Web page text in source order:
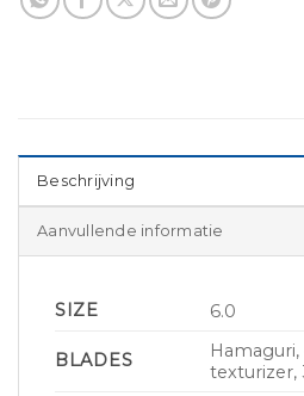
Beschrijving
Aanvullende informatie
SIZE 6.0
BLADES
texturizer,